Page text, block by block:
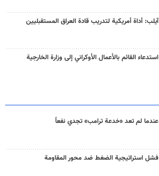
آيلب: أداة أمريكية لتدريب قادة العراق المستقبليين
استدعاء القائم بالأعمال الأوكراني إلى وزارة الخارجية
عندما لم تعد «خدعة ترامب» تجدي نفعاً
فشل استراتيجية الضغط ضد محور المقاومة